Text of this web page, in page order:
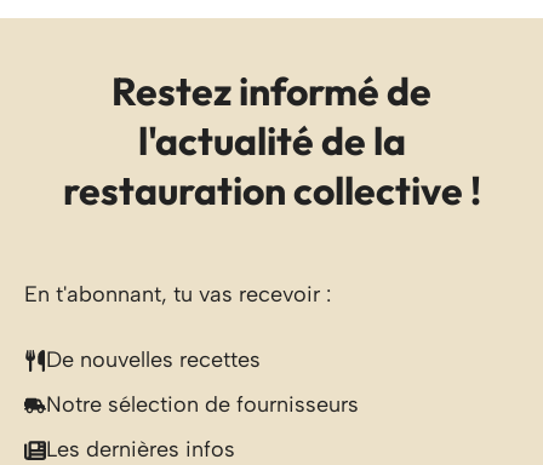
Restez informé de
l'actualité de la
restauration collective !
En t'abonnant, tu vas recevoir :
De nouvelles recettes
Notre sélection de fournisseurs
Les dernières infos